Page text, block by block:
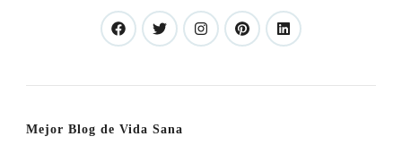
Mejor Blog de Vida Sana